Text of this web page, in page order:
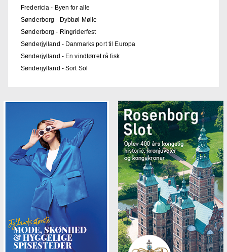
Fredericia - Byen for alle
Sønderborg - Dybbøl Mølle
Sønderborg - Ringriderfest
Sønderjylland - Danmarks port til Europa
Sønderjylland - En vindtørret rå fisk
Sønderjylland - Sort Sol